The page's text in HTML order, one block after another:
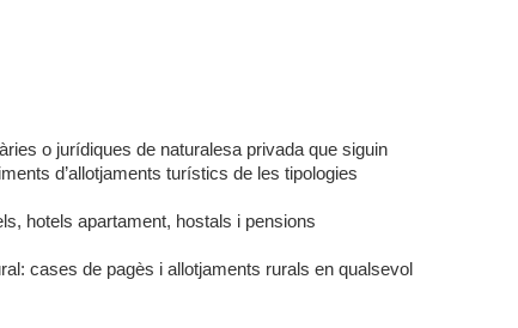
o jurídiques de naturalesa privada que siguin
d’allotjaments turístics de les tipologies
hotels apartament, hostals i pensions
cases de pagès i allotjaments rurals en qualsevol